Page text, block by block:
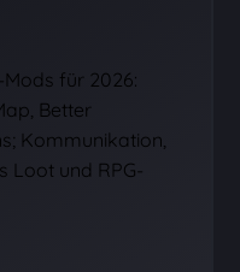
für 2026:
Better
Kommunikation,
Loot und RPG-